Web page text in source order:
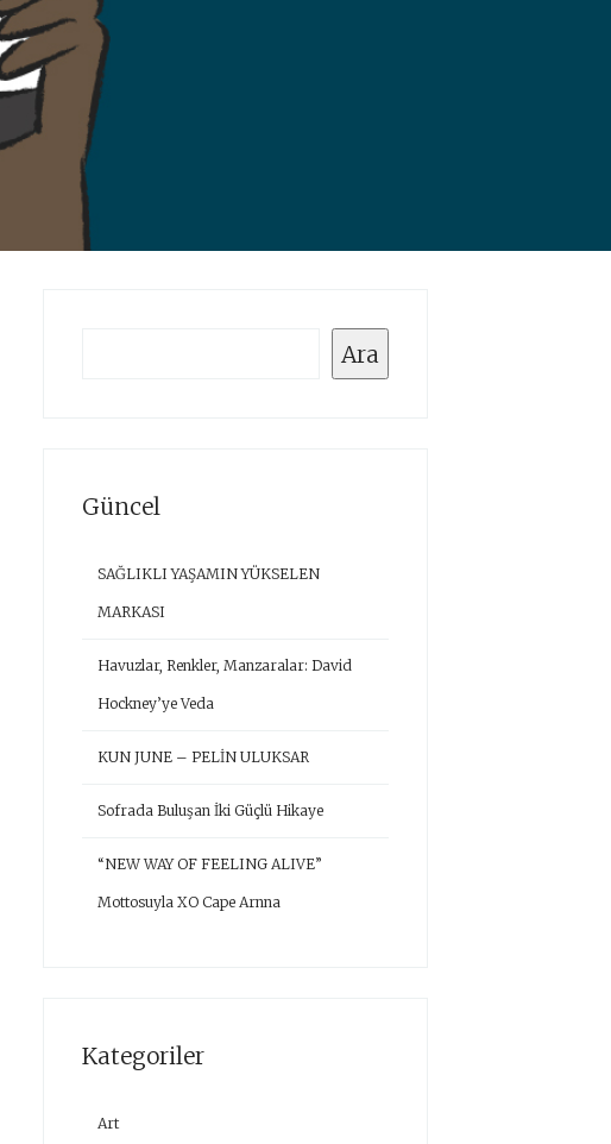
Ara
Güncel
SAĞLIKLI YAŞAMIN YÜKSELEN
MARKASI
Havuzlar, Renkler, Manzaralar: David
Hockney’ye Veda
KUN JUNE – PELİN ULUKSAR
Sofrada Buluşan İki Güçlü Hikaye
“NEW WAY OF FEELING ALIVE”
Mottosuyla XO Cape Arnna
Kategoriler
Art